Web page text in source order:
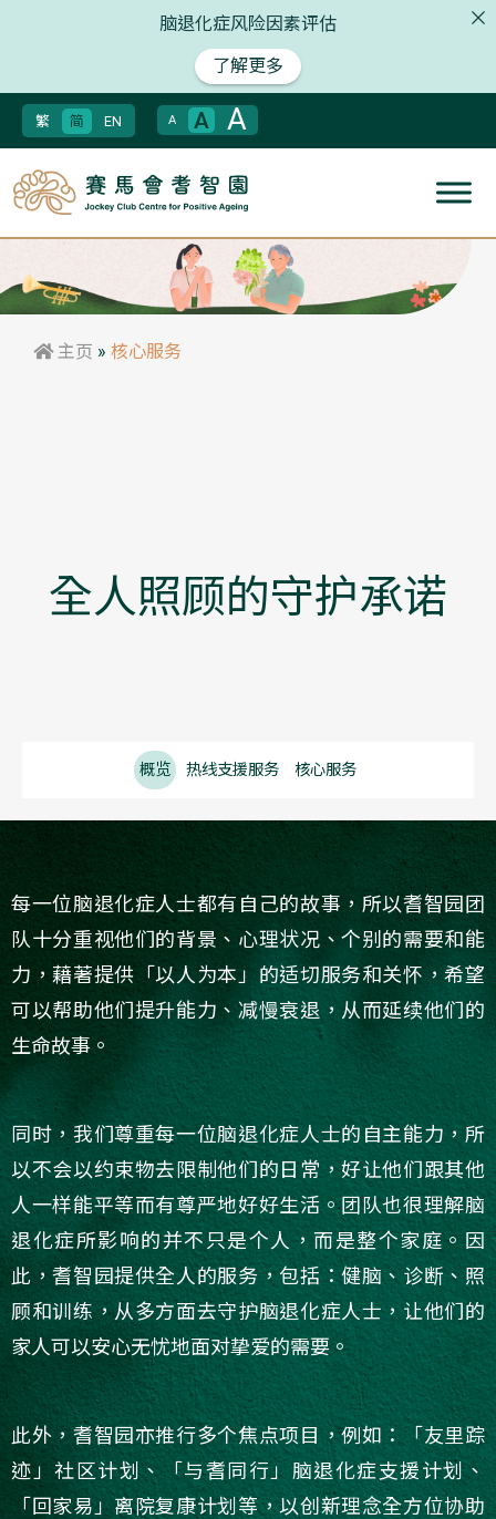
脑退化症风险因素评估
了解更多
繁 简 EN A A A
主页 » 核心服务
全人照顾的守护承诺
概览 热线支援服务 核心服务
每一位脑退化症人士都有自己的故事，所以耆智园团
队十分重视他们的背景、心理状况、个别的需要和能
力，藉著提供「以人为本」的适切服务和关怀，希望
可以帮助他们提升能力、减慢衰退，从而延续他们的
生命故事。
同时，我们尊重每一位脑退化症人士的自主能力，所
以不会以约束物去限制他们的日常，好让他们跟其他
人一样能平等而有尊严地好好生活。团队也很理解脑
退化症所影响的并不只是个人，而是整个家庭。因
此，耆智园提供全人的服务，包括：健脑、诊断、照
顾和训练，从多方面去守护脑退化症人士，让他们的
家人可以安心无忧地面对挚爱的需要。
此外，耆智园亦推行多个焦点项目，例如：「友里踪
迹」社区计划、「与耆同行」脑退化症支援计划、
「回家易」离院复康计划等，以创新理念全方位协助